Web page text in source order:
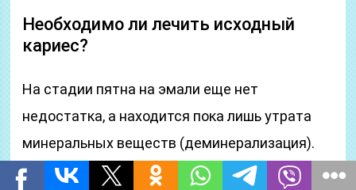
Необходимо ли лечить исходный
кариес?
На стадии пятна на эмали еще нет
недостатка, а находится пока лишь утрата
минеральных веществ (деминерализация).
Если не проводить исцеление кариеса в